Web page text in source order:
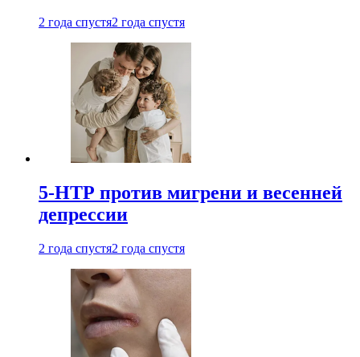
2 года спустя2 года спустя
5-НТР против мигрени и весенней
депрессии
2 года спустя2 года спустя